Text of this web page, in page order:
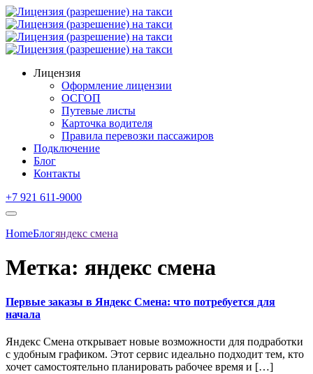
Лицензия
Оформление лицензии
ОСГОП
Путевые листы
Карточка водителя
Правила перевозки пассажиров
Подключение
Блог
Контакты
+7 921 611-9000
HomeБлогяндекс смена
Метка: яндекс смена
Первые заказы в Яндекс Смена: что потребуется для
начала
Яндекс Смена открывает новые возможности для подработки
с удобным графиком. Этот сервис идеально подходит тем, кто
хочет самостоятельно планировать рабочее время и […]